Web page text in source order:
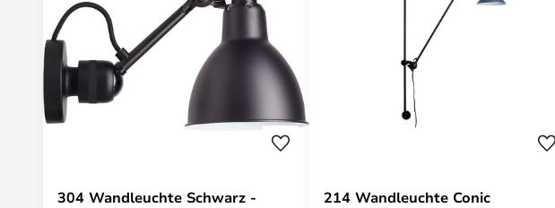
304 Wandleuchte Schwarz -
214 Wandleuchte Conic